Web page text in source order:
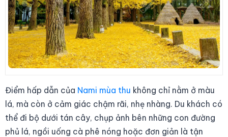
Điểm hấp dẫn của Nami mùa thu không chỉ nằm ở màu
lá, mà còn ở cảm giác chậm rãi, nhẹ nhàng. Du khách có
thể đi bộ dưới tán cây, chụp ảnh bên những con đường
phủ lá, ngồi uống cà phê nóng hoặc đơn giản là tận